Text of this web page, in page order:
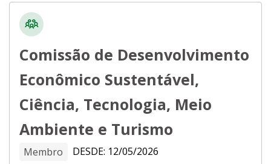
Comissão de Desenvolvimento
Econômico Sustentável,
Ciência, Tecnologia, Meio
Ambiente e Turismo
Membro DESDE: 12/05/2026